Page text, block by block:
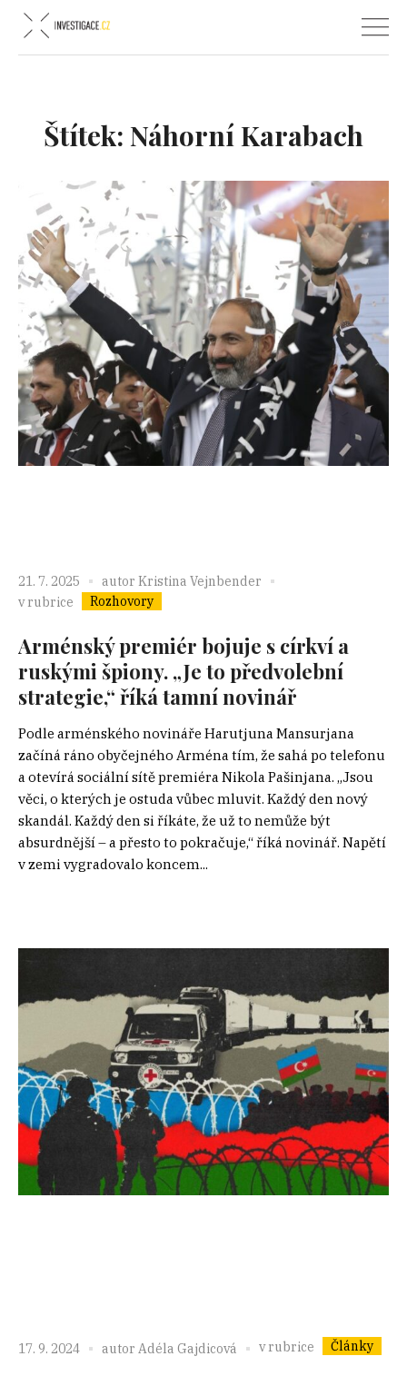
Štítek: Náhorní Karabach
21. 7. 2025 autor Kristina Vejnbender
v rubrice
Rozhovory
Arménský premiér bojuje s církví a
ruskými špiony. „Je to předvolební
strategie,“ říká tamní novinář
Podle arménského novináře Harutjuna Mansurjana
začíná ráno obyčejného Arména tím, že sahá po telefonu
a otevírá sociální sítě premiéra Nikola Pašinjana. „Jsou
věci, o kterých je ostuda vůbec mluvit. Každý den nový
skandál. Každý den si říkáte, že už to nemůže být
absurdnější – a přesto to pokračuje,“ říká novinář. Napětí
v zemi vygradovalo koncem...
17. 9. 2024 autor Adéla Gajdicová v rubrice Články